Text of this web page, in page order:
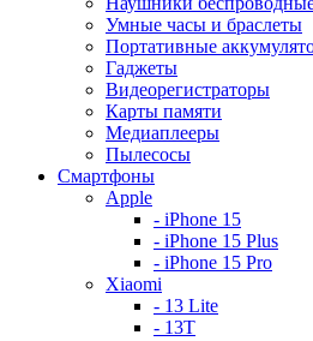
Умные часы и браслеты
Портативные
Гаджеты
Видеорегистраторы
Карты памяти
Медиаплееры
Пылесосы
Смартфоны
Apple
- iPhone 15
- iPhone 15 Plus
- iPhone 15 Pro
Xiaomi
- 13 Lite
- 13T